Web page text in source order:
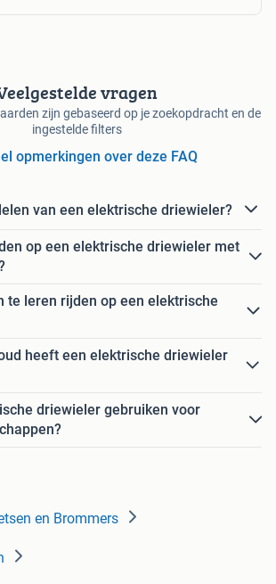
vragen
zijn gebaseerd op je zoekopdracht en de
ingestelde filters
opmerkingen over deze FAQ
van een elektrische driewieler?
op een elektrische driewieler met
te leren rijden op een elektrische
heeft een elektrische driewieler
driewieler gebruiken voor
en Brommers